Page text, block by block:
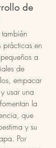
de
en
a
de
empacar
usar una
la
que
y su
Por